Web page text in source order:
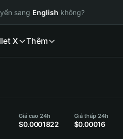
sang English không?
X Thêm
Giá cao 24h
$0.0001822
Giá thấp 24h
$0.00016